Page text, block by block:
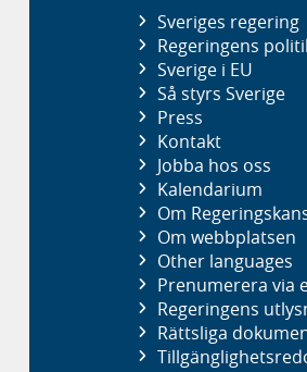
Sveriges regering
Regeringens
Sverige i EU
Så styrs Sverige
Press
Kontakt
Jobba hos oss
Kalendarium
Om
Om webbplatsen
Other languages
Prenumerera via
Regeringens
Rättsliga